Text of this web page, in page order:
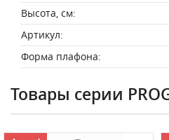
Высота, см:
Артикул:
Форма плафона:
Товары серии